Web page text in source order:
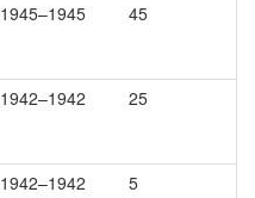
1945–1945 45
1942–1942 25
1942–1942 5